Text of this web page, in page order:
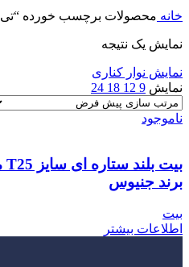
خانه محصولات برچسب خورده “تی 25 بلند جنیوس”
نمایش یک نتیجه
نمایش نوار کناری
نمایش 9
12
18
24
ناموجود
برند جنیوس
بیت
اطلاعات بیشتر